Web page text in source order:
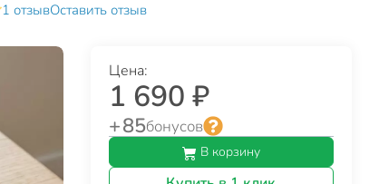
1 отзывОставить отзыв
Цена:
1 690 ₽
+ 85бонусов
В корзину